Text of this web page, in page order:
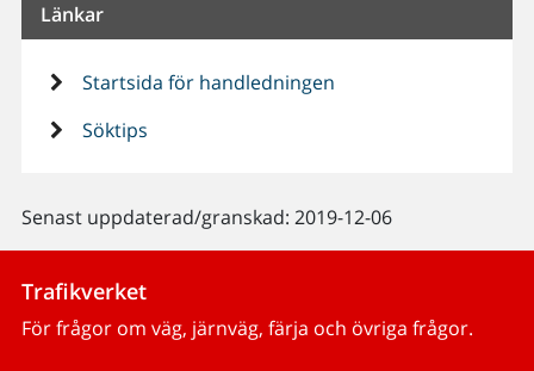
Länkar
Startsida för handledningen
Söktips
Senast uppdaterad/granskad: 2019-12-06
Trafikverket
För frågor om väg, järnväg, färja och övriga frågor.